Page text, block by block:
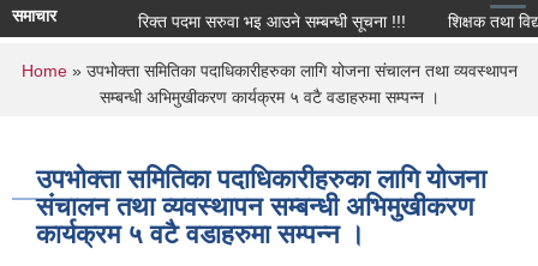
समाचार रिक्त पदमा सरुवा भइ आउने सम्बन्धी सूचना !!! शिक्षक तथा
You are here
Home» उपभोक्ता समितिका पदाधिकारीहरुका लागि योजना संचालन तथा व्यवस्थापन
सम्बन्धी अभिमुखीकरण कार्यक्रम ५ वटै वडाहरुमा सम्पन्न ।
उपभोक्ता समितिका पदाधिकारीहरुका लागि योजना
संचालन तथा व्यवस्थापन सम्बन्धी अभिमुखीकरण
कार्यक्रम ५ वटै वडाहरुमा सम्पन्न ।